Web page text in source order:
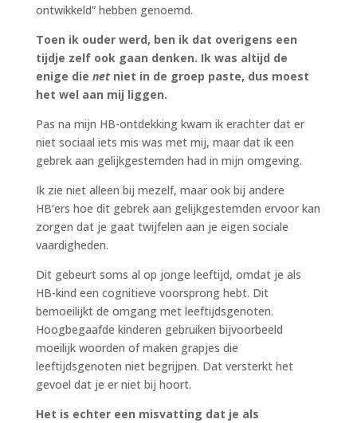
ontwikkeld” hebben genoemd.
Toen ik ouder werd, ben ik dat overigens een
tijdje zelf ook gaan denken. Ik was altijd de
enige die netniet in de groep paste, dus moest
het wel aan mij liggen.
Pas na mijn HB-ontdekking kwam ik erachter dat er
niet sociaal iets mis was met mij, maar dat ik een
gebrek aan gelijkgestemden had in mijn omgeving.
Ik zie niet alleen bij mezelf, maar ook bij andere
HB’ers hoe dit gebrek aan gelijkgestemden ervoor kan
zorgen dat je gaat twijfelen aan je eigen sociale
vaardigheden.
Dit gebeurt soms al op jonge leeftijd, omdat je als
HB-kind een cognitieve voorsprong hebt. Dit
bemoeilijkt de omgang met leeftijdsgenoten.
Hoogbegaafde kinderen gebruiken bijvoorbeeld
moeilijk woorden of maken grapjes die
leeftijdsgenoten niet begrijpen. Dat versterkt het
gevoel dat je er niet bij hoort.
Het is echter een misvatting dat je als